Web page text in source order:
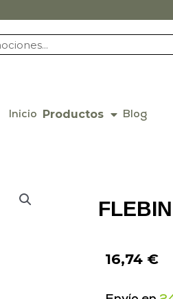
Inicio Productos Blog
16,74 €